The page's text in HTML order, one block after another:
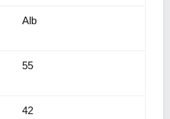
Alb
55
42